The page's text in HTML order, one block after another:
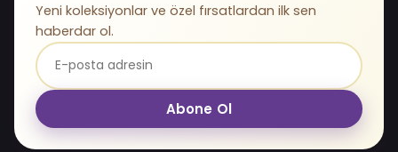
Yeni koleksiyonlar ve özel fırsatlardan ilk sen
haberdar ol.
Abone Ol